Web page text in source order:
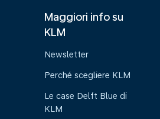
Maggiori info su
KLM
Newsletter
Perché scegliere KLM
Le case Delft Blue di
KLM